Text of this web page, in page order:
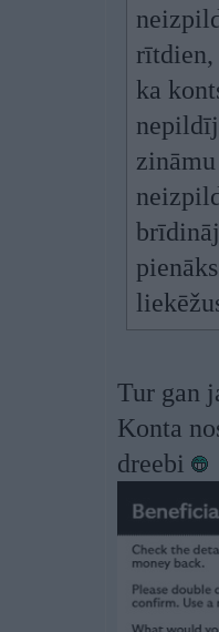
rītdien,
ka
Tur gan
Konta
dreebi